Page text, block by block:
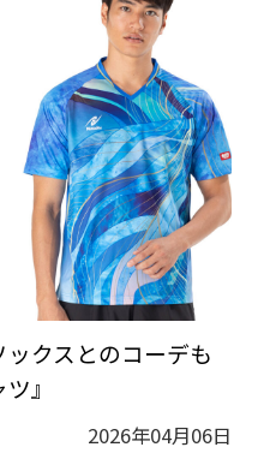
クスとのコーデも
』
2026年04月06日